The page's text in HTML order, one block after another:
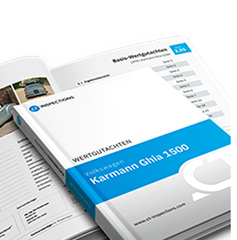
Name Talbot; alle ehemaligen Sunbeam-
wieder Sunbeam, als erstes der neue
Mark I, ein aus dem Typ 90 entwickeltes
erschien der Nachfolger des Modells 90 Mark
Mark III nannte (Die Bezeichnung
entfallen).